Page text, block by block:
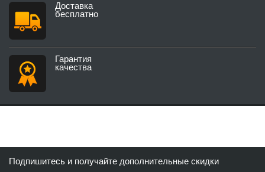
Доставка
бесплатно
Гарантия
качества
Подпишитесь и получайте дополнительные скидки